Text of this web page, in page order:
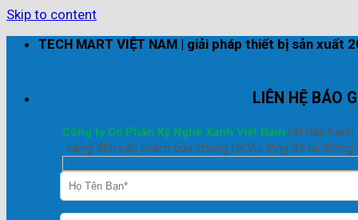
Skip to content
TECH MART VIỆT NAM | giải pháp thiết bị sản xuất
LIÊN HỆ BÁO
Công ty Cổ Phần Kỹ Nghệ Xanh Việt Nam rất hân hạnh
hàng đến sản phẩm của chúng tôi.Vui lòng để lại